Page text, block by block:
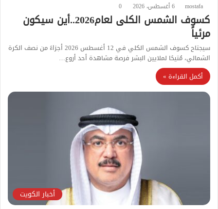
mostafa 6 أغسطس، 2026 0
كسوف الشمس الكلى لعام2026..أين سيكون
مرئياً
سيجتاح كسوف الشمس الكلي في 12 أغسطس 2026 أجزاءً من نصف الكرة
الشمالي، مُتيحًا لملايين البشر فرصة مشاهدة أحد أروع…
أكمل القراءة »
أخبار الكويت